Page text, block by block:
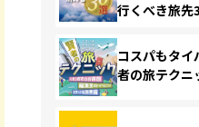
行くべき旅先
コスパもタイ
者の旅テクニ